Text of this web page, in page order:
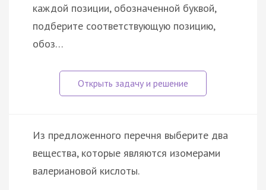
каждой позиции, обозначенной буквой,
подберите соответствующую позицию,
обоз…
Из предложенного перечня выберите два
вещества, которые являются изомерами
валериановой кислоты.